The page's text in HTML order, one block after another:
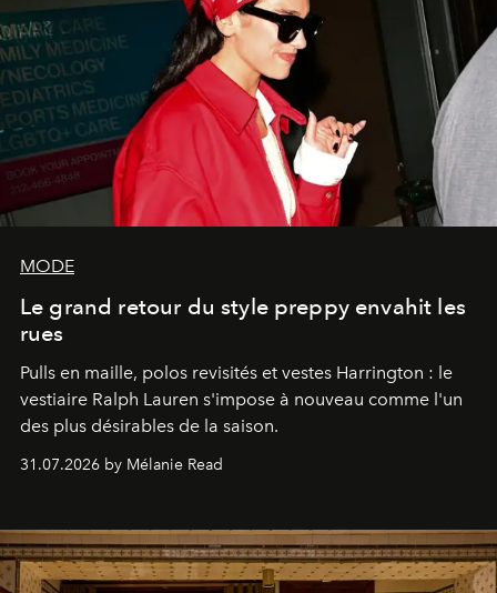
MODE
Le grand retour du style preppy envahit les
rues
Pulls en maille, polos revisités et vestes Harrington : le
vestiaire Ralph Lauren s'impose à nouveau comme l'un
des plus désirables de la saison.
31.07.2026 by Mélanie Read